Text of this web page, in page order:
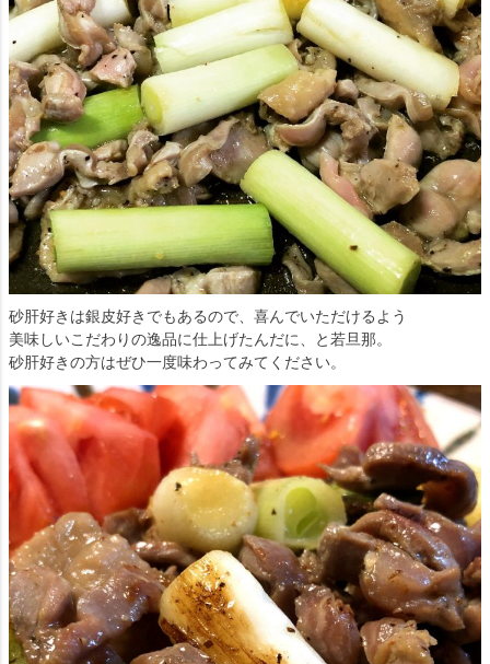
砂肝好きは銀皮好きでもあるので、喜んでいただけるよう
美味しいこだわりの逸品に仕上げたんだに、と若旦那。
砂肝好きの方はぜひ一度味わってみてください。